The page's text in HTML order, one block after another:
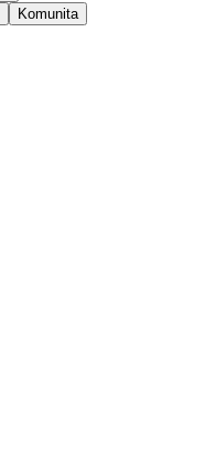
Komunita